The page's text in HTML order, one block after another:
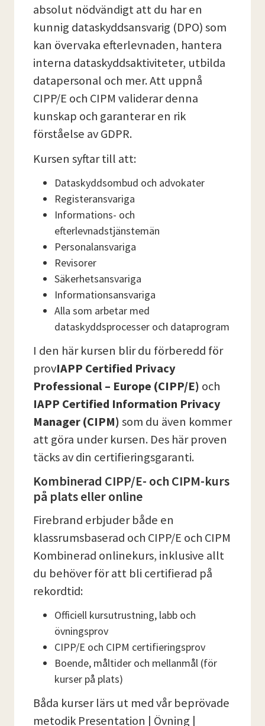
absolut nödvändigt att du har en
kunnig dataskyddsansvarig (DPO) som
kan övervaka efterlevnaden, hantera
interna dataskyddsaktiviteter, utbilda
datapersonal och mer. Att uppnå
CIPP/E och CIPM validerar denna
kunskap och garanterar en rik
förståelse av GDPR.
Kursen syftar till att:
Dataskyddsombud och advokater
Registeransvariga
Informations- och
efterlevnadstjänstemän
Personalansvariga
Revisorer
Säkerhetsansvariga
Informationsansvariga
Alla som arbetar med
dataskyddsprocesser och dataprogram
I den här kursen blir du förberedd för
provIAPP Certified Privacy
Professional – Europe (CIPP/E) och
IAPP Certified Information Privacy
Manager (CIPM)som du även kommer
att göra under kursen. Des här proven
täcks av din certifieringsgaranti.
Kombinerad CIPP/E- och CIPM-kurs
på plats eller online
Firebrand erbjuder både en
klassrumsbaserad och CIPP/E och CIPM
Kombinerad onlinekurs, inklusive allt
du behöver för att bli certifierad på
rekordtid:
Officiell kursutrustning, labb och
övningsprov
CIPP/E och CIPM certifieringsprov
Boende, måltider och mellanmål (för
kurser på plats)
Båda kurser lärs ut med vår beprövade
metodik Presentation | Övning |